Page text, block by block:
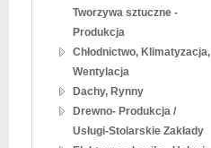
Tworzywa sztuczne -
Produkcja
Chłodnictwo, Klimatyzacja,
Wentylacja
Dachy, Rynny
Drewno- Produkcja /
Usługi-Stolarskie Zakłady